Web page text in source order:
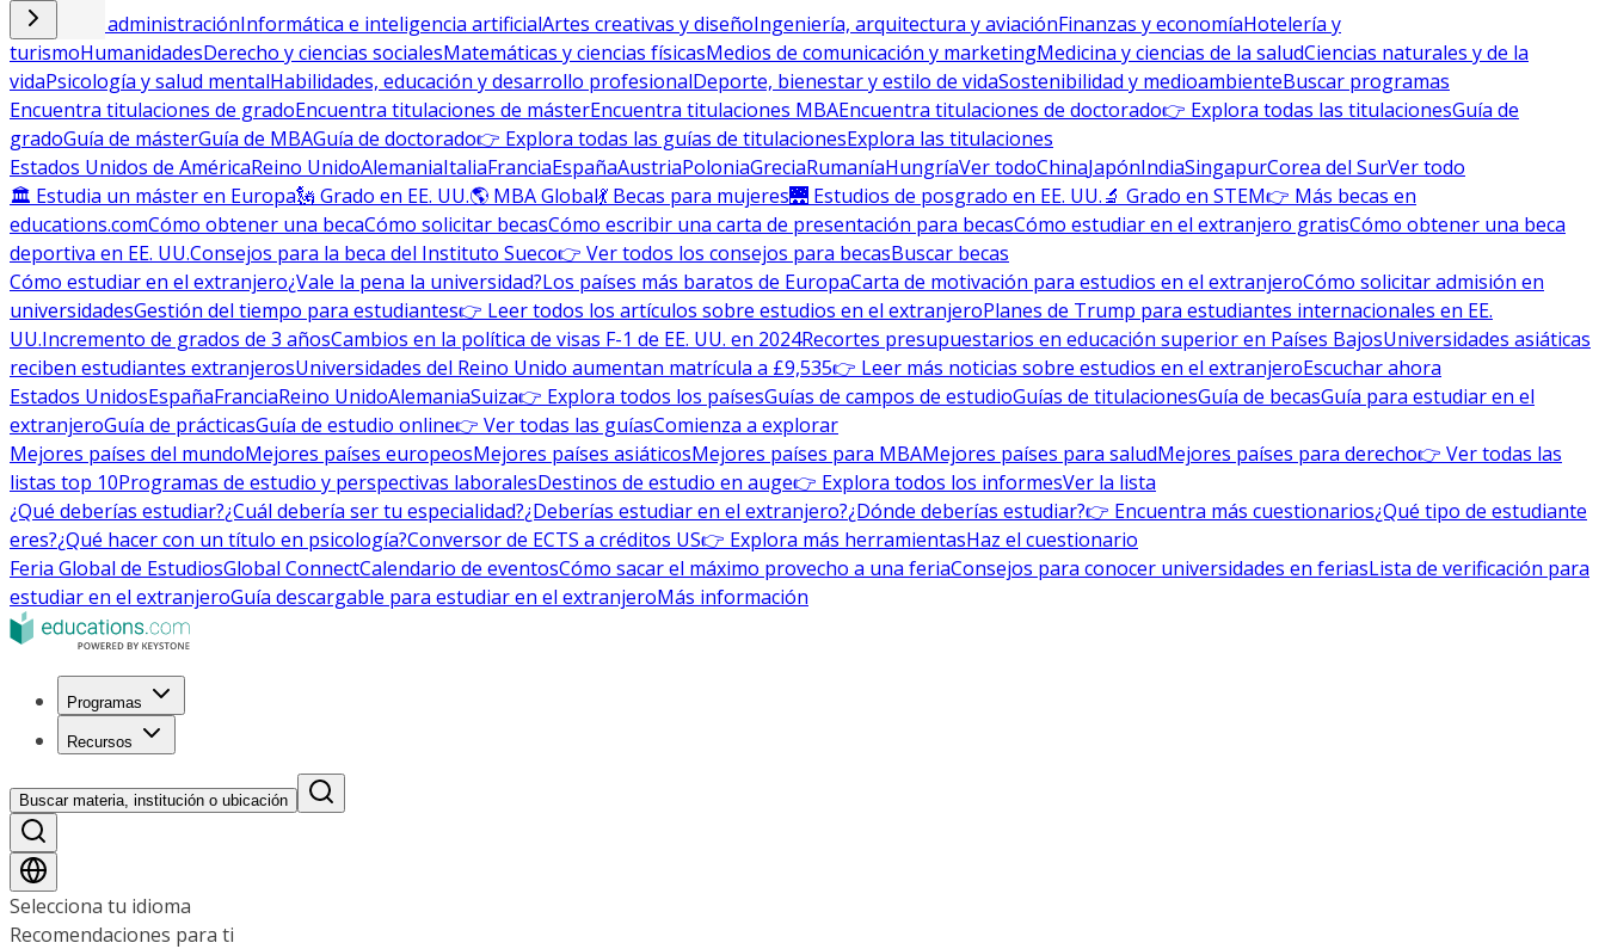
Empresa y administraciónInformática e inteligencia artificialArtes creativas y diseñoIngeniería, arquitectura y aviaciónFinanzas y economíaHotelería y
turismoHumanidadesDerecho y ciencias socialesMatemáticas y ciencias físicasMedios de comunicación y marketingMedicina y ciencias de la saludCiencias naturales y de la
vidaPsicología y salud mentalHabilidades, educación y desarrollo profesionalDeporte, bienestar y estilo de vidaSostenibilidad y medioambienteBuscar programas
Encuentra titulaciones de gradoEncuentra titulaciones de másterEncuentra titulaciones MBAEncuentra titulaciones de doctorado👉 Explora todas las titulacionesGuía de
gradoGuía de másterGuía de MBAGuía de doctorado👉 Explora todas las guías de titulacionesExplora las titulaciones
Estados Unidos de AméricaReino UnidoAlemaniaItaliaFranciaEspañaAustriaPoloniaGreciaRumaníaHungríaVer todoChinaJapónIndiaSingapurCorea del SurVer todo
🏛 Estudia un máster en Europa🗽 Grado en EE. UU.🌎 MBA Global💃 Becas para mujeres🌉 Estudios de posgrado en EE. UU.🔬 Grado en STEM👉 Más becas en
educations.comCómo obtener una becaCómo solicitar becasCómo escribir una carta de presentación para becasCómo estudiar en el extranjero gratisCómo obtener una beca
deportiva en EE. UU.Consejos para la beca del Instituto Sueco👉 Ver todos los consejos para becasBuscar becas
Cómo estudiar en el extranjero¿Vale la pena la universidad?Los países más baratos de EuropaCarta de motivación para estudios en el extranjeroCómo solicitar admisión en
universidadesGestión del tiempo para estudiantes👉 Leer todos los artículos sobre estudios en el extranjeroPlanes de Trump para estudiantes internacionales en EE.
UU.Incremento de grados de 3 añosCambios en la política de visas F-1 de EE. UU. en 2024Recortes presupuestarios en educación superior en Países BajosUniversidades asiáticas
reciben estudiantes extranjerosUniversidades del Reino Unido aumentan matrícula a £9,535👉 Leer más noticias sobre estudios en el extranjeroEscuchar ahora
Estados UnidosEspañaFranciaReino UnidoAlemaniaSuiza👉 Explora todos los paísesGuías de campos de estudioGuías de titulacionesGuía de becasGuía para estudiar en el
extranjeroGuía de prácticasGuía de estudio online👉 Ver todas las guíasComienza a explorar
Mejores países del mundoMejores países europeosMejores países asiáticosMejores países para MBAMejores países para saludMejores países para derecho👉 Ver todas las
listas top 10Programas de estudio y perspectivas laboralesDestinos de estudio en auge👉 Explora todos los informesVer la lista
¿Qué deberías estudiar?¿Cuál debería ser tu especialidad?¿Deberías estudiar en el extranjero?¿Dónde deberías estudiar?👉 Encuentra más cuestionarios¿Qué tipo de estudiante
eres?¿Qué hacer con un título en psicología?Conversor de ECTS a créditos US👉 Explora más herramientasHaz el cuestionario
Feria Global de EstudiosGlobal ConnectCalendario de eventosCómo sacar el máximo provecho a una feriaConsejos para conocer universidades en feriasLista de verificación para
estudiar en el extranjeroGuía descargable para estudiar en el extranjeroMás información
Programas
Recursos
Buscar materia, institución o ubicación
Selecciona tu idioma
Recomendaciones para ti